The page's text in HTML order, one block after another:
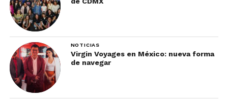
NOTICIAS
Virgin Voyages en México: nueva forma
de navegar